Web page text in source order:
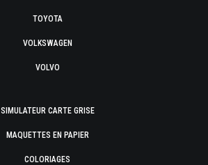
TOYOTA
VOLKSWAGEN
VOLVO
SIMULATEUR CARTE GRISE
MAQUETTES EN PAPIER
COLORIAGES